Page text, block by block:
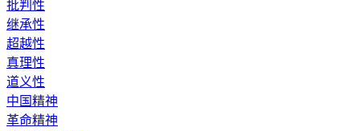
批判性
继承性
超越性
真理性
道义性
中国精神
革命精神